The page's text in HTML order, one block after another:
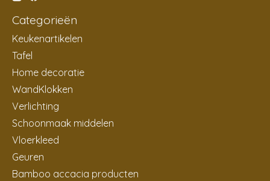
Categorieën
Keukenartikelen
Tafel
Home decoratie
WandKlokken
Verlichting
Schoonmaak middelen
Vloerkleed
Geuren
Bamboo accacia producten